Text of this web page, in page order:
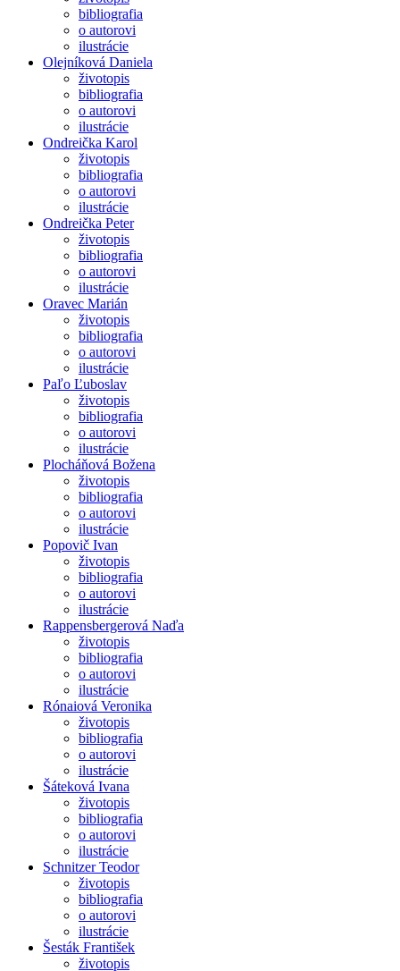
bibliografia
o autorovi
ilustrácie
Olejníková Daniela
životopis
bibliografia
o autorovi
ilustrácie
Ondreička Karol
životopis
bibliografia
o autorovi
ilustrácie
Ondreička Peter
životopis
bibliografia
o autorovi
ilustrácie
Oravec Marián
životopis
bibliografia
o autorovi
ilustrácie
Paľo Ľuboslav
životopis
bibliografia
o autorovi
ilustrácie
Plocháňová Božena
životopis
bibliografia
o autorovi
ilustrácie
Popovič Ivan
životopis
bibliografia
o autorovi
ilustrácie
Rappensbergerová Naďa
životopis
bibliografia
o autorovi
ilustrácie
Rónaiová Veronika
životopis
bibliografia
o autorovi
ilustrácie
Šáteková Ivana
životopis
bibliografia
o autorovi
ilustrácie
Schnitzer Teodor
životopis
bibliografia
o autorovi
ilustrácie
Šesták František
životopis